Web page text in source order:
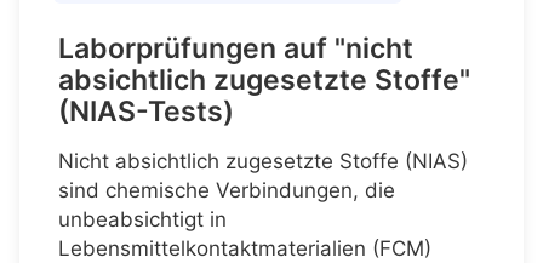
Laborprüfungen auf "nicht
absichtlich zugesetzte Stoffe"
(NIAS-Tests)
Nicht absichtlich zugesetzte Stoffe (NIAS)
sind chemische Verbindungen, die
unbeabsichtigt in
Lebensmittelkontaktmaterialien (FCM)